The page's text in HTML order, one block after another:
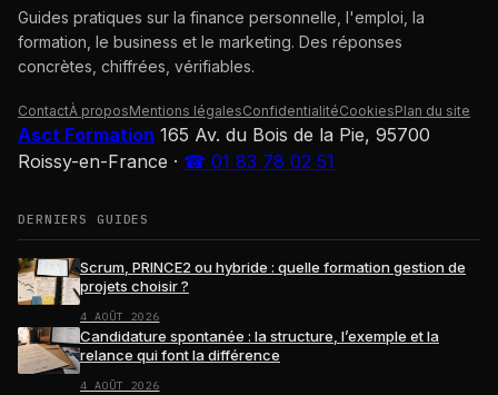
Guides pratiques sur la finance personnelle, l'emploi, la
formation, le business et le marketing. Des réponses
concrètes, chiffrées, vérifiables.
ContactÀ proposMentions légalesConfidentialitéCookiesPlan du site
Asct Formation 165 Av. du Bois de la Pie, 95700
Roissy-en-France · ☎ 01 83 78 02 51
DERNIERS GUIDES
Scrum, PRINCE2 ou hybride : quelle formation gestion de
projets choisir ?
4 AOÛT 2026
Candidature spontanée : la structure, l’exemple et la
relance qui font la différence
4 AOÛT 2026